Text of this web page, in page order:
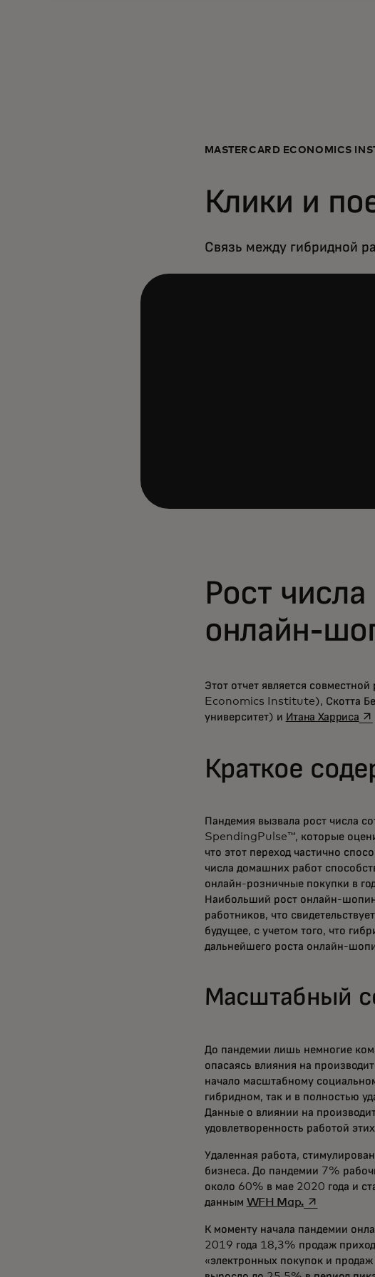
MASTERCARD ECONOMICS
Клики и
Связь между гибридной
Рост
онлайн-
Этот отчет является совместной
Economics Institute), Скотта
университет) и Итана Харриса
Краткое
Пандемия вызвала рост числа
SpendingPulse™, которые
что этот переход частично
числа домашних работ
онлайн-розничные покупки в
Наибольший рост онлайн-
работников, что
будущее, с учетом того, что
дальнейшего роста онлайн-
Масштабный
До пандемии лишь немногие
опасаясь влияния на
начало масштабному
гибридном, так и в полностью
Данные о влиянии на
удовлетворенность работой
Удаленная работа,
бизнеса. До пандемии 7%
около 60% в мае 2020 года и
данным WFH Map. opens in a
К моменту начала пандемии
2019 года 18,3% продаж
«электронных покупок и